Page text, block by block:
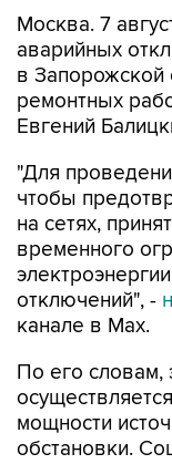
Москва. 7
аварийных
в Запорожской
ремонтных
Евгений
"Для
чтобы
на сетях,
временного
отключений", -
канале в Max.
По его словам,
мощности
обстановки.